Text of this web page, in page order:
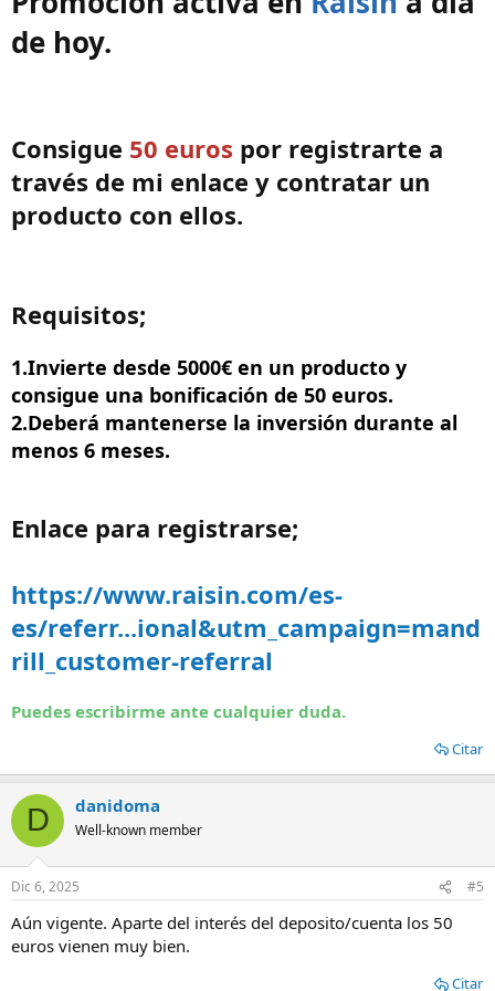
de hoy.
Consigue 50 euros por registrarte a
través de mi enlace y contratar un
producto con ellos.
Requisitos;
1.Invierte desde 5000€ en un producto y
consigue una bonificación de 50 euros.
2.Deberá mantenerse la inversión durante al
menos 6 meses.
Enlace para registrarse;
https://www.raisin.com/es-
es/referr...ional&utm_campaign=mand
rill_customer-referral
Puedes escribirme ante cualquier duda.
Citar
D danidoma
Well-known member
Dic 6, 2025 #5
Aún vigente. Aparte del interés del deposito/cuenta los 50
euros vienen muy bien.
Citar